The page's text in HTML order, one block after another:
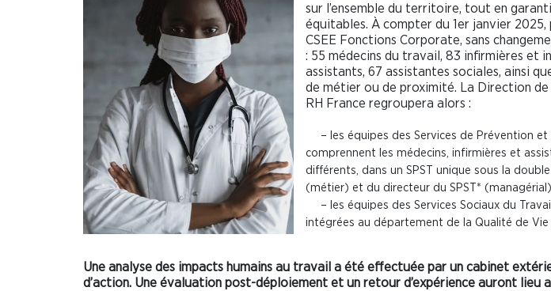
sur l’ensemble du territoire, tout en
équitables. À compter du 1er janvier
CSEE Fonctions Corporate, sans
: 55 médecins du travail, 83 infirmières et
assistants, 67 assistantes sociales, ainsi
de métier ou de proximité. La Direction
RH France regroupera alors :
– les équipes des Services de Prévention et
comprennent les médecins, infirmières et
différents, dans un SPST unique sous la
(métier) et du directeur du SPST* (managérial).
– les équipes des Services Sociaux du
intégrées au département de la Qualité de Vie
Une analyse des impacts humains au travail a été effectuée par un cabinet
d’action. Une évaluation post-déploiement et un retour d’expérience auront lieu